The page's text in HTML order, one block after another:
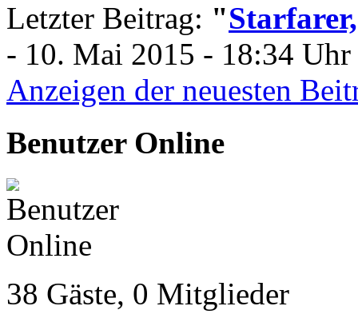
Letzter Beitrag: "
- 10. Mai 2015 - 18:34 Uhr
Anzeigen der neuesten
Benutzer Online
38 Gäste, 0 Mitglieder